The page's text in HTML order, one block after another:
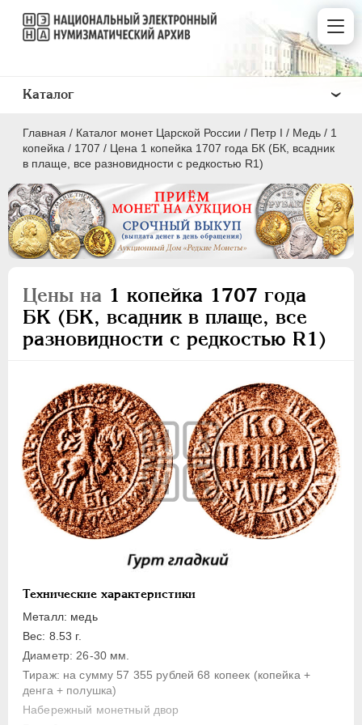
Главная / Каталог монет Царской России / Пeтр I / Медь / 1
копейка / 1707 / Цена 1 копейка 1707 года БК (БК, всадник
в плаще, все разновидности с редкостью R1)
Цены на 1 копейка 1707 года
БК (БК, всадник в плаще, все
разновидности с редкостью R1)
Технические характеристики
Металл: медь
Вес: 8.53 г.
Диаметр: 26-30 мм.
Тираж: на сумму 57 355 рублей 68 копеек (копейка +
денга + полушка)
Набережный монетный двор
Каталог
ПEТР I 1699 - 1725
Серебро
Медь
5 копеек
Полушка
Полполушки
Пробные
Для Речи Посполитой
Монетовидные жетоны
ЕКАТЕРИНА I
1727-1729
АННА ИОАННОВНА 1730-1740
ИОАНН АНТОНОВИЧ
ЕЛИЗАВЕТА
ПЕТР III 1762-1762
ЕКАТЕРИНА II 1762-1796
ПАВЕЛ I
1796-1801